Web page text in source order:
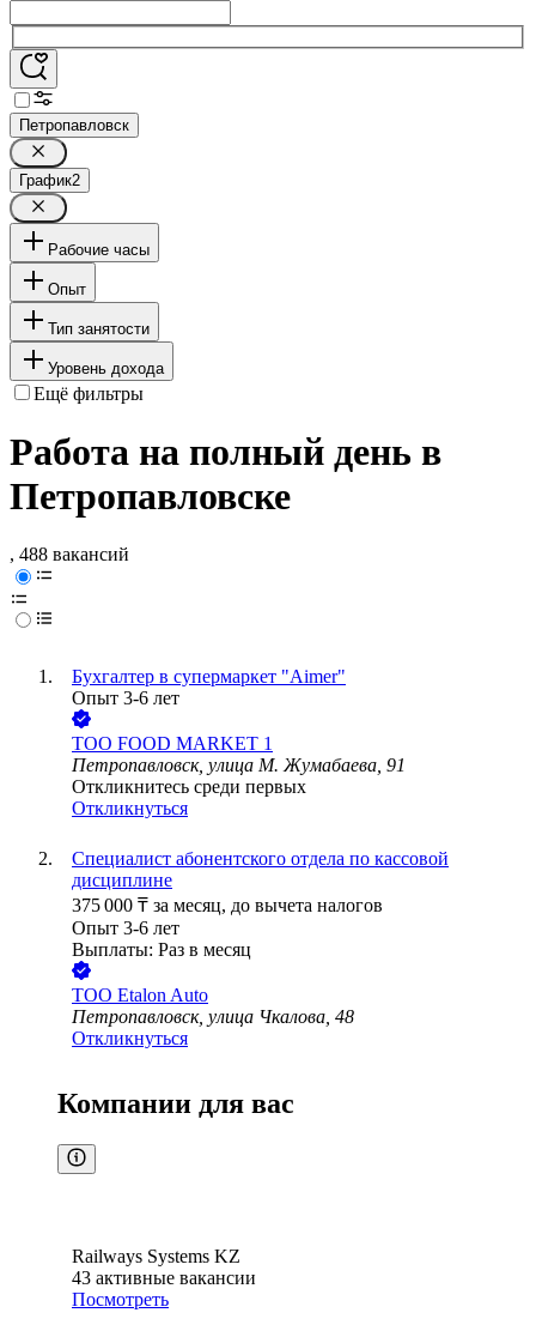
Петропавловск
График2
Рабочие часы
Опыт
Тип занятости
Уровень дохода
Ещё фильтры
Работа на полный день в
Петропавловске
, 488 вакансий
Бухгалтер в супермаркет "Aimer"
Опыт 3-6 лет
ТОО FOOD MARKET 1
Петропавловск, улица М. Жумабаева, 91
Откликнитесь среди первых
Откликнуться
Специалист абонентского отдела по кассовой
дисциплине
375 000 ₸ за месяц, до вычета налогов
Опыт 3-6 лет
Выплаты: Раз в месяц
ТОО Etalon Auto
Петропавловск, улица Чкалова, 48
Откликнуться
Компании для вас
Railways Systems KZ
43 активные вакансии
Посмотреть